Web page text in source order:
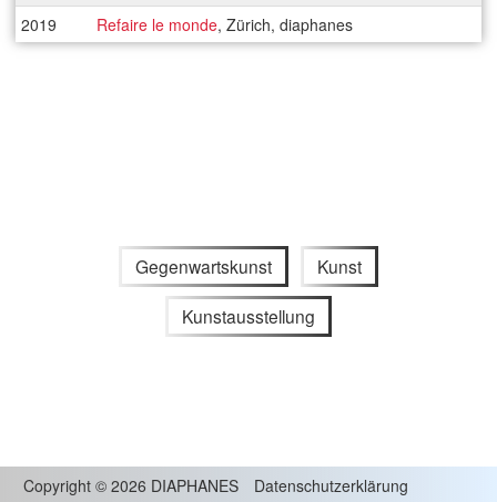
2019 Refaire le monde, Zürich, diaphanes
Gegenwartskunst Kunst
Kunstausstellung
Copyright © 2026 DIAPHANES Datenschutzerklärung